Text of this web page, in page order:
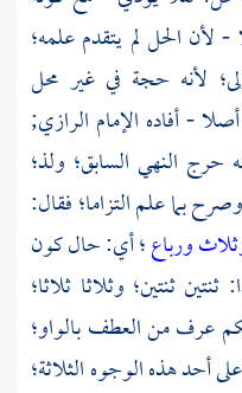
لأن الحل لم يتقدم علمه؛
لأنه حجة في غير محل
- أفاده الإمام الرازي;
حرج النهي السابق؛ ولذ؛
بما علم التزاما؛ فقال:
ورباع؛ أي: حال كون
ثنتين؛ وثلاثا ثلاثا؛
عرف من العطف بالواو؛
أحد هذه الوجوه الثلاثة؛